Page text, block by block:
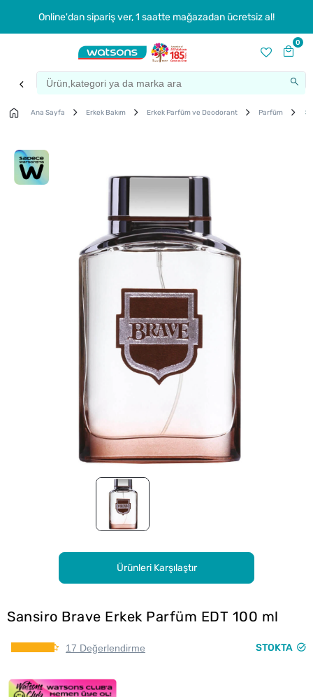
Online'dan sipariş ver, 1 saatte mağazadan ücretsiz al!
0
Ana Sayfa Erkek Bakım Erkek Parfüm ve Deodorant Parfüm
Ürünleri Karşılaştır
Sansiro Brave Erkek Parfüm EDT 100 ml
17 Değerlendirme STOKTA